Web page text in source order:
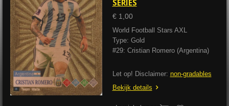
SERIES
€ 1,00
World Football Stars AXL
Type: Gold
#29: Cristian Romero (Argentina)
Let op! Disclaimer: non-gradables
Bekijk details